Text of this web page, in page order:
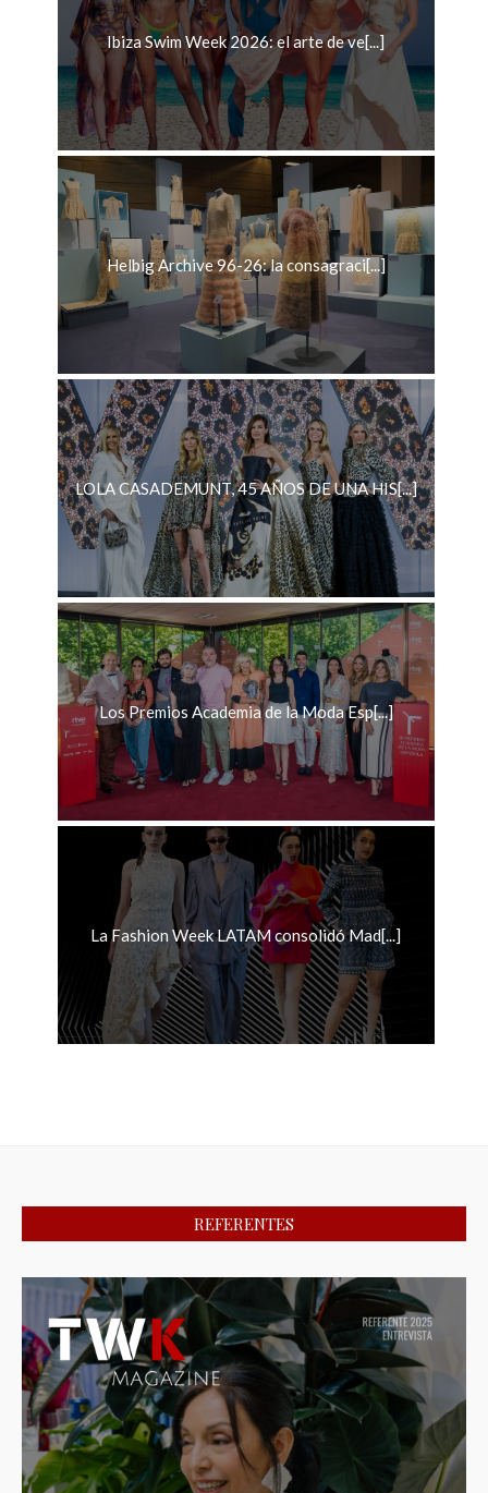
Ibiza Swim Week 2026: el arte de ve[...]
Helbig Archive 96-26: la consagraci[...]
LOLA CASADEMUNT, 45 AÑOS DE UNA HIS[...]
Los Premios Academia de la Moda Esp[...]
La Fashion Week LATAM consolidó Mad[...]
REFERENTES